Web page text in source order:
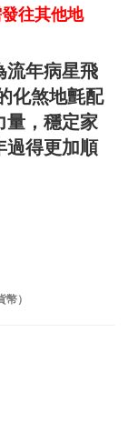
往其他地
流年病星飛
化煞地氈配
量，穩定家
過得更加順
）